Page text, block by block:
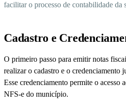
facilitar o processo de contabilidade da
Cadastro e
O primeiro passo para emitir notas
realizar o cadastro e o credenciamento
Esse credenciamento permite o acesso
NFS-e do município.